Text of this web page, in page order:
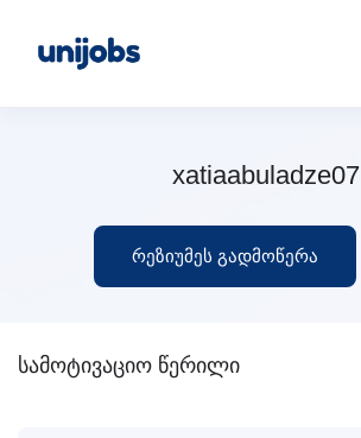
xatiaabuladze07
რეზიუმეს გადმოწერა
სამოტივაციო წერილი